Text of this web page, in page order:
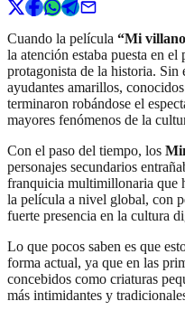
Cuando la película “Mi
la atención estaba puesta en
protagonista de la historia. Sin
ayudantes amarillos,
terminaron robándose el
mayores fenómenos de la
Con el paso del tiempo, los
personajes secundarios
franquicia multimillonaria que
la película a nivel global, con
fuerte presencia en la cultura
Lo que pocos saben es que
forma actual, ya que en las
concebidos como criaturas
más intimidantes y